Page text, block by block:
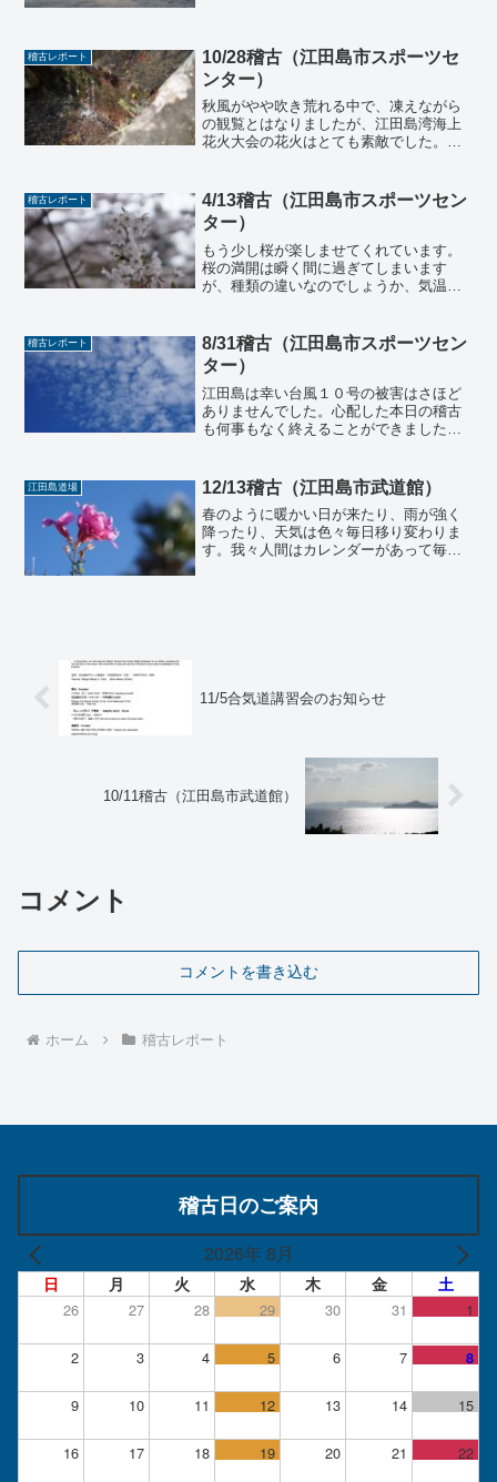
えると、そんな人になるべ...
稽古レポート
10/28稽古（江田島市スポーツセ
ンター）
秋風がやや吹き荒れる中で、凍えながら
の観覧とはなりましたが、江田島湾海上
花火大会の花火はとても素敵でした。煙
違う発色の火薬も使われているのでしょ
う、グラデーションがかっ...
稽古レポート
4/13稽古（江田島市スポーツセン
ター）
もう少し桜が楽しませてくれています。
桜の満開は瞬く間に過ぎてしまいます
が、種類の違いなのでしょうか、気温の
年は少し長めに桜が楽しませてくれてい
るように感じます。さてこの...
稽古レポート
8/31稽古（江田島市スポーツセン
ター）
江田島は幸い台風１０号の被害はさほど
ありませんでした。心配した本日の稽古
も何事もなく終えることができました。
江田島はより一層晴々とした空が広がり
瀬戸内海という土地柄、周...
江田島道場 12/13稽古（江田島市武道館）
春のように暖かい日が来たり、雨が強く
降ったり、天気は色々毎日移り変わりま
す。我々人間はカレンダーがあって毎日
11/5合気道講習会のお知らせ
10/11稽古（江田島市武道館）
コメント
コメントを書き込む
ホーム 稽古レポート
稽古日のご案内
2026年 8月
日 月 火 水 木 金 土
26 27 28 29 30 31 1
2 3 4 5 6 7 8
9 10 11 12 13 14 15
16 17 18 19 20 21 22